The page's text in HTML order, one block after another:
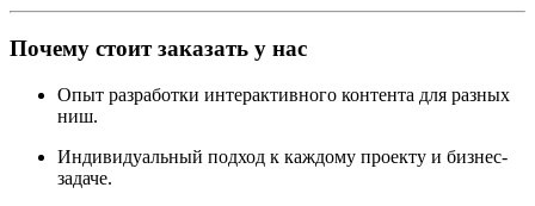
Почему стоит заказать у нас
Опыт разработки интерактивного контента для разных
ниш.
Индивидуальный подход к каждому проекту и бизнес-
задаче.